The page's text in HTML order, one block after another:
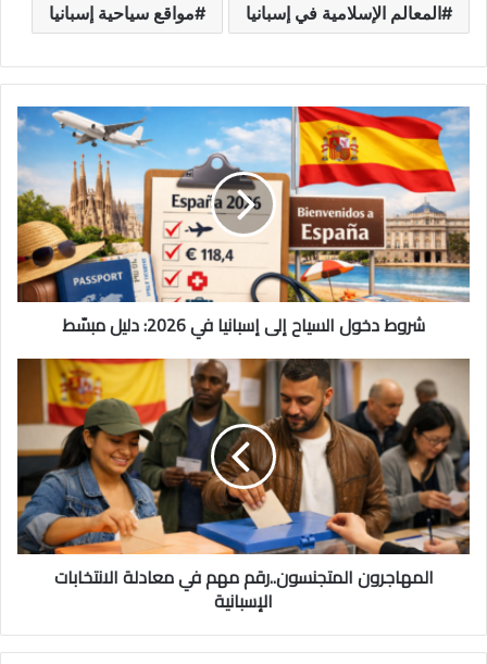
المعالم الإسلامية في إسبانيا مواقع سياحية إسبانيا
شروط دخول السياح إلى إسبانيا في 2026: دليل مبسّط
المهاجرون المتجنسون..رقم مهم في معادلة الانتخابات
الإسبانية